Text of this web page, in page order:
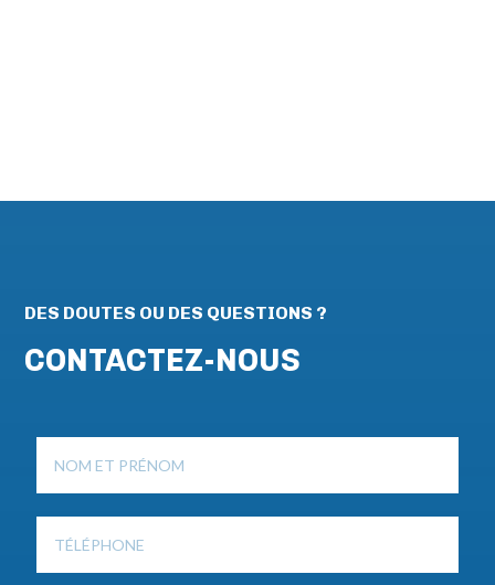
DES DOUTES OU DES QUESTIONS ?
CONTACTEZ-NOUS